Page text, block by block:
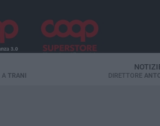
A TRANI DIRETTORE